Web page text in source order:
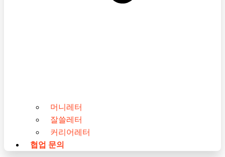
머니레터
잘쓸레터
커리어레터
협업 문의